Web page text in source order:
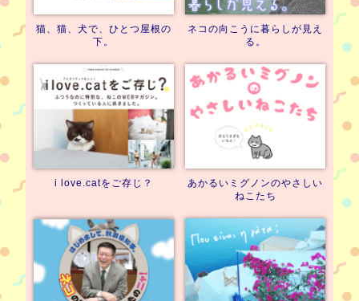
猫、猫、犬で、 ひとつ屋根の
下。
ネコの向こうに暮らしが見え
る。
i love.catを ご存じ？ あかるいミグノンのやさしい
ねこたち